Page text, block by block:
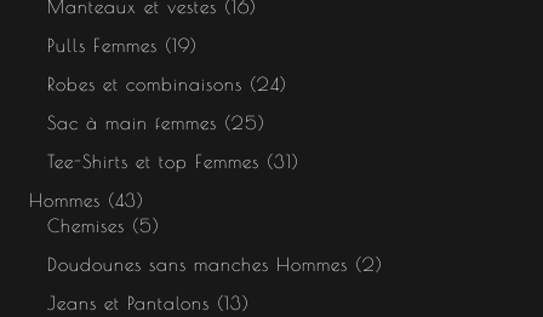
Manteaux et vestes
16
Pulls Femmes
19
Robes et combinaisons
24
Sac à main femmes
25
Tee-Shirts et top Femmes
31
Hommes
43
Chemises
5
Doudounes sans manches Hommes
2
Jeans et Pantalons
13